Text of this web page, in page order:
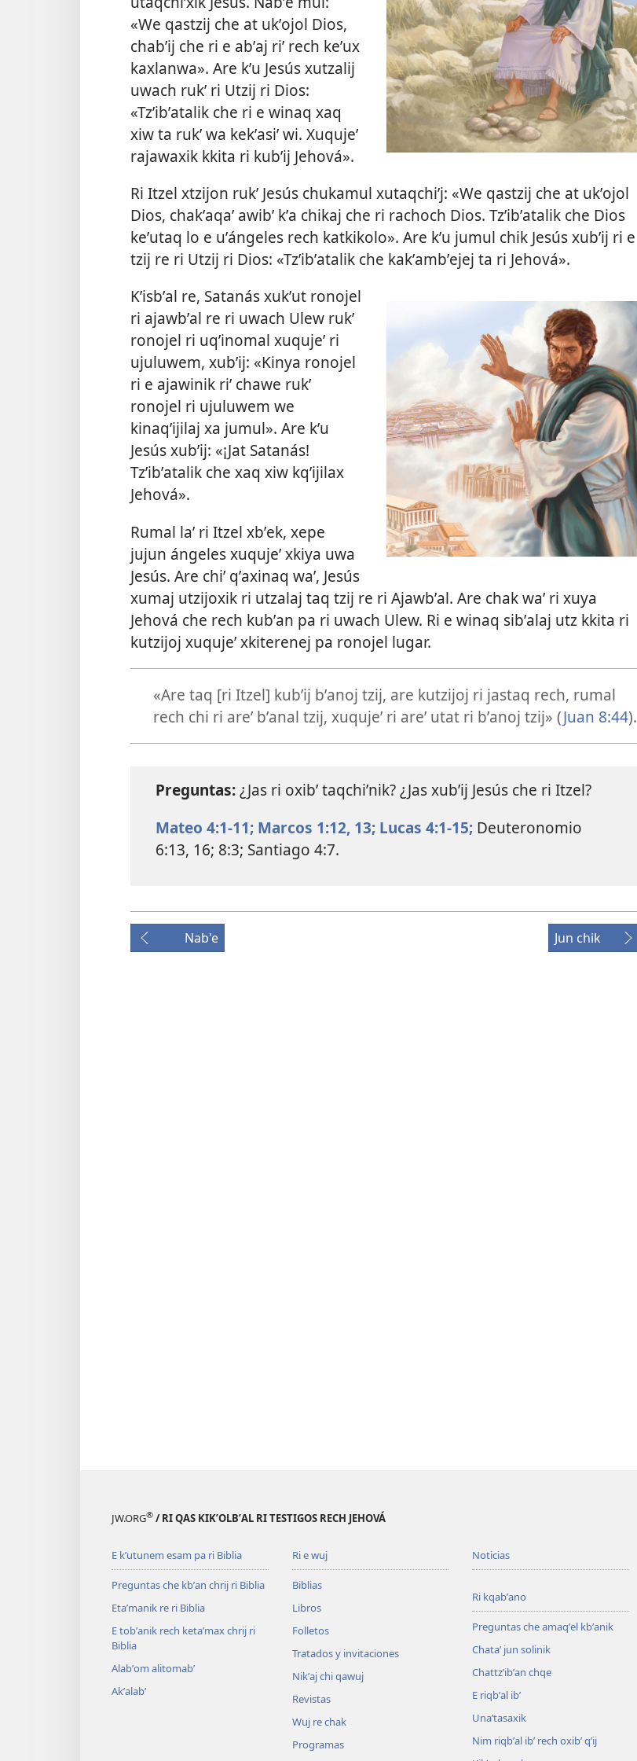
«We qastzij che at ukʼojol Dios,
chabʼij che ri e abʼaj riʼ rech keʼux
kaxlanwa». Are kʼu Jesús xutzalij
uwach rukʼ ri Utzij ri Dios:
«Tzʼibʼatalik che ri e winaq xaq
xiw ta rukʼ wa kekʼasiʼ wi. Xuqujeʼ
rajawaxik kkita ri kubʼij Jehová».
Ri Itzel xtzijon rukʼ Jesús chukamul xutaqchiʼj: «We qastzij che at ukʼojol
Dios, chakʼaqaʼ awibʼ kʼa chikaj che ri rachoch Dios. Tzʼibʼatalik che Dios
keʼutaq lo e uʼángeles rech katkikolo». Are kʼu jumul chik Jesús xubʼij ri e
tzij re ri Utzij ri Dios: «Tzʼibʼatalik che kakʼambʼejej ta ri Jehová».
Kʼisbʼal re, Satanás xukʼut ronojel
ri ajawbʼal re ri uwach Ulew rukʼ
ronojel ri uqʼinomal xuqujeʼ ri
ujuluwem, xubʼij: «Kinya ronojel
ri e ajawinik riʼ chawe rukʼ
ronojel ri ujuluwem we
kinaqʼijilaj xa jumul». Are kʼu
Jesús xubʼij: «¡Jat Satanás!
Tzʼibʼatalik che xaq xiw kqʼijilax
Jehová».
Rumal laʼ ri Itzel xbʼek, xepe
jujun ángeles xuqujeʼ xkiya uwa
Jesús. Are chiʼ qʼaxinaq waʼ, Jesús
xumaj utzijoxik ri utzalaj taq tzij re ri Ajawbʼal. Are chak waʼ ri xuya
Jehová che rech kubʼan pa ri uwach Ulew. Ri e winaq sibʼalaj utz kkita ri
kutzijoj xuqujeʼ xkiterenej pa ronojel lugar.
«Are taq [ri Itzel] kubʼij bʼanoj tzij, are kutzijoj ri jastaq rech, rumal
rech chi ri areʼ bʼanal tzij, xuqujeʼ ri areʼ utat ri bʼanoj tzij» (Juan 8:44).
Preguntas:¿Jas ri oxibʼ taqchiʼnik? ¿Jas xubʼij Jesús che ri Itzel?
Mateo 4:1-11; Marcos 1:12, 13; Lucas 4:1-15; Deuteronomio
6:13, 16; 8:3; Santiago 4:7.
Nab'e Jun chik
JW.ORG® / RI QAS KIKʼOLBʼAL RI TESTIGOS RECH JEHOVÁ
E kʼutunem esam pa ri Biblia
Preguntas che kbʼan chrij ri Biblia
Etaʼmanik re ri Biblia
E tobʼanik rech ketaʼmax chrij ri
Biblia
Alabʼom alitomabʼ
Akʼalabʼ
Ri e wuj
Biblias
Libros
Folletos
Tratados y invitaciones
Nikʼaj chi qawuj
Revistas
Wuj re chak
Programas
Noticias
Ri kqabʼano
Preguntas che amaqʼel kbʼanik
Chataʼ jun solinik
Chattzʼibʼan chqe
E riqbʼal ibʼ
Unaʼtasaxik
Nim riqbʼal ibʼ rech oxibʼ qʼij